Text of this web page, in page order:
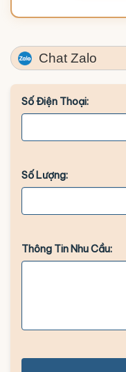
Chat Zalo
Số Điện Thoại:
Số Lượng:
Thông Tin Nhu Cầu: